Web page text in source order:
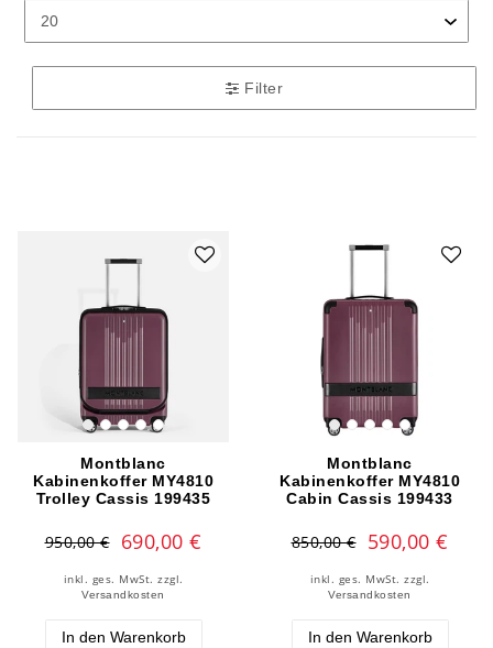
Filter
Montblanc
Kabinenkoffer MY4810
Trolley Cassis 199435
950,00 € 690,00 €
inkl. ges. MwSt. zzgl.
Versandkosten
In den Warenkorb
Montblanc
Kabinenkoffer MY4810
Cabin Cassis 199433
850,00 € 590,00 €
inkl. ges. MwSt. zzgl.
Versandkosten
In den Warenkorb